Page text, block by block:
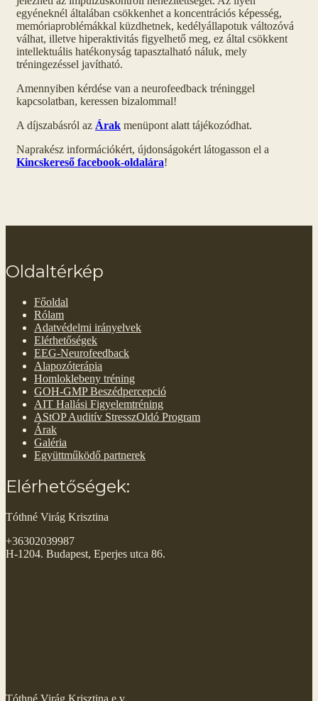
egyéneknél általában csökkenhet a koncentrációs képesség,
memóriaproblémákkal küzdhetnek, kedélyállapotuk változóvá
válhat, illetve hiperaktivitás figyelhető meg, ez által csökkent
intellektuális hatékonyság tapasztalható náluk, mely
tréningezéssel javítható.
Amennyiben kérdése van a neurofeedback tréninggel
kapcsolatban, keressen bizalommal!
A díjszabásról az Árak menüpont alatt tájékozódhat.
Naprakész információkért, újdonságokért látogasson el a
Kincskereső facebook-oldalára!
Oldaltérkép
Főoldal
Rólam
Adatvédelmi irányelvek
Elérhetőségek
EEG-Neurofeedback
Alapozóterápia
Homloklebeny tréning
GOH-GMP Beszédpercepció
AIT Hallási Figyelemtréning
AStOP Auditív StresszOldó Program
Árak
Galéria
Együttműködő partnerek
Elérhetőségek:
Tóthné Virág Krisztina
+36302039987
H-1204. Budapest, Eperjes utca 86.
Tóthné Virág Krisztina e.v.